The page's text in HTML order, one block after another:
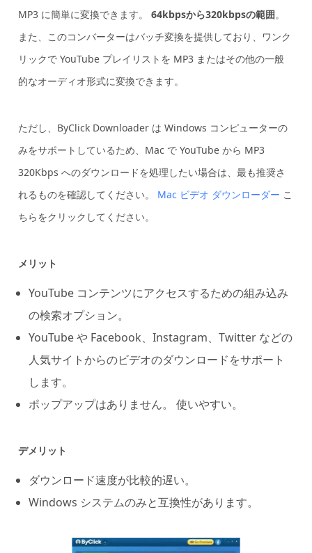
MP3 に簡単に変換できます。64kbpsから320kbpsの範囲。
また、このコンバーターはバッチ変換を提供しており、ワンク
リックで YouTube プレイリストを MP3 またはその他の一般
的なオーディオ形式に変換できます。
ただし、ByClick Downloader は Windows コンピューターの
みをサポートしているため、Mac で YouTube から MP3
320Kbps へのダウンロードを処理したい場合は、最も推奨さ
れるものを確認してください。 Mac ビデオ ダウンローダー こ
ちらをクリックしてください。
メリット
YouTube コンテンツにアクセスするための組み込み
の検索オプション。
YouTube や Facebook、Instagram、Twitter などの
人気サイトからのビデオのダウンロードをサポート
します。
ポップアップはありません。 使いやすい。
デメリット
ダウンロード速度が比較的遅い。
Windows システムのみと互換性があります。